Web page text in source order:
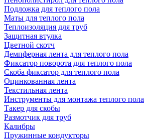
Подложка для теплого пола
Маты для теплого пола
Теплоизоляция для труб
Защитная втулка
Цветной скотч
Демпферная лента для теплого пола
Фиксатор поворота для теплого пола
Скоба фиксатор для теплого пола
Оцинкованная лента
Текстильная лента
Инструменты для монтажа теплого пола
Такер для скобы
Размотчик для труб
Калибры
Пружинные кондукторы